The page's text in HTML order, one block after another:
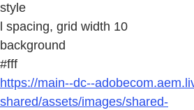
style
l spacing, grid width 10
background
#fff
https://main--dc--
shared/assets/images/shared-